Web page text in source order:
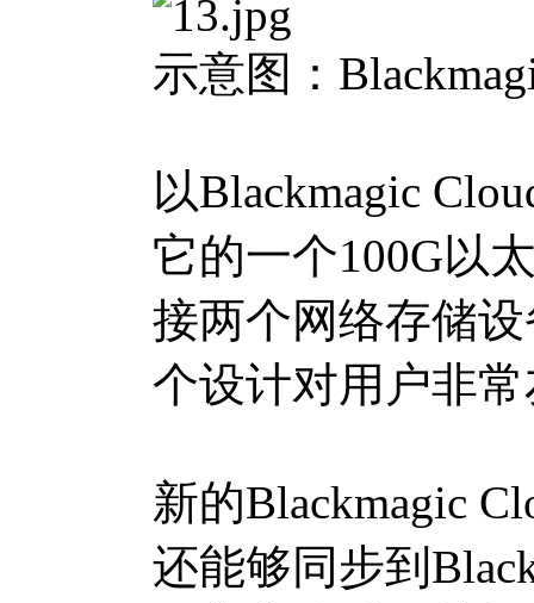
示意图：
以Blackmagic
它的一个100G以
接两个网络存储
个设计对用户非
新的Blackmagic
还能够同步到